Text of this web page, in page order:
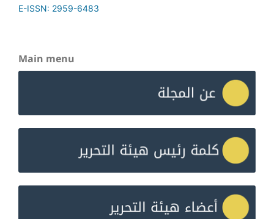
E-ISSN: 2959-6483
Main menu